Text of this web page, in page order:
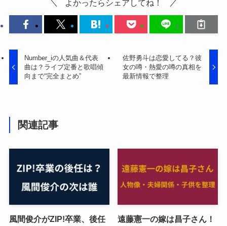
よかったらシェアしてね！
Number_iの人気曲＆代表
曲は？ライブ定番と歌唱傾
向まで“完全まとめ”
佐野勇斗は恋愛してる？彼
女の噂・熱愛の噂の真相を
最新情報で整理
関連記事
風間俊介がZIP!卒業、後任
遠藤憲一の嫁は昌子さん！